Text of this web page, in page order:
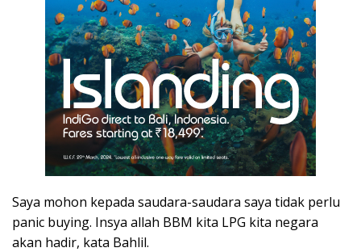
Saya mohon kepada saudara-saudara saya tidak perlu
panic buying. Insya allah BBM kita LPG kita negara
akan hadir, kata Bahlil.